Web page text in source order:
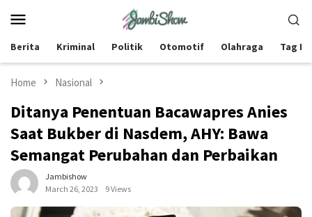
Berita Kriminal Politik Otomotif Olahraga Tag
Home Nasional
Ditanya Penentuan Bacawapres Anies
Saat Bukber di Nasdem, AHY: Bawa
Semangat Perubahan dan Perbaikan
Jambishow
March 26, 2023
9 Views